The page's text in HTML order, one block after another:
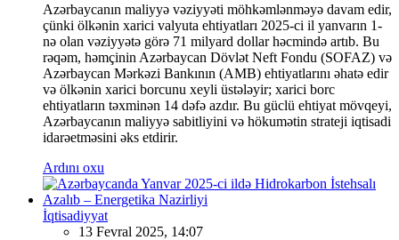
Azərbaycanın maliyyə vəziyyəti möhkəmlənməyə davam edir,
çünki ölkənin xarici valyuta ehtiyatları 2025-ci il yanvarın 1-
nə olan vəziyyətə görə 71 milyard dollar həcmində artıb. Bu
rəqəm, həmçinin Azərbaycan Dövlət Neft Fondu (SOFAZ) və
Azərbaycan Mərkəzi Bankının (AMB) ehtiyatlarını əhatə edir
və ölkənin xarici borcunu xeyli üstələyir; xarici borc
ehtiyatların təxminən 14 dəfə azdır. Bu güclü ehtiyat mövqeyi,
Azərbaycanın maliyyə sabitliyini və hökumətin strateji iqtisadi
idarəetməsini əks etdirir.
Ardını oxu
İqtisadiyyat
13 Fevral 2025, 14:07